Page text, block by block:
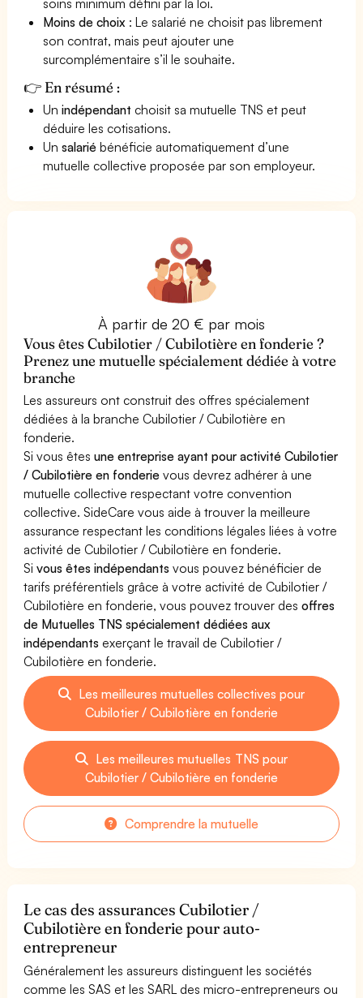
Moins de choix : Le salarié ne choisit pas librement
son contrat, mais peut ajouter une
surcomplémentaire s’il le souhaite.
👉 En résumé :
Unindépendant choisit sa mutuelle TNS et peut
déduire les cotisations.
Unsalarié bénéficie automatiquement d’une
mutuelle collective proposée par son employeur.
À partir de 20 € par mois
Vous êtes Cubilotier / Cubilotière en fonderie ?
Prenez une mutuelle spécialement dédiée à votre
branche
Les assureurs ont construit des offres spécialement
dédiées à la branche Cubilotier / Cubilotière en
fonderie.
Si vous êtesune entreprise ayant pour activité Cubilotier
/ Cubilotière en fonderie vous devrez adhérer à une
mutuelle collective respectant votre convention
collective. SideCare vous aide à trouver la meilleure
assurance respectant les conditions légales liées à votre
activité de Cubilotier / Cubilotière en fonderie.
Sivous êtes indépendants vous pouvez bénéficier de
tarifs préférentiels grâce à votre activité de Cubilotier /
Cubilotière en fonderie, vous pouvez trouver desoffres
de Mutuelles TNS spécialement dédiées aux
indépendants exerçant le travail de Cubilotier /
Cubilotière en fonderie.
Les meilleures mutuelles collectives pour
Cubilotier / Cubilotière en fonderie
Les meilleures mutuelles TNS pour
Cubilotier / Cubilotière en fonderie
Comprendre la mutuelle
Le cas des assurances Cubilotier /
Cubilotière en fonderie pour auto-
entrepreneur
Généralement les assureurs distinguent les sociétés
comme les SAS et les SARL des micro-entrepreneurs ou